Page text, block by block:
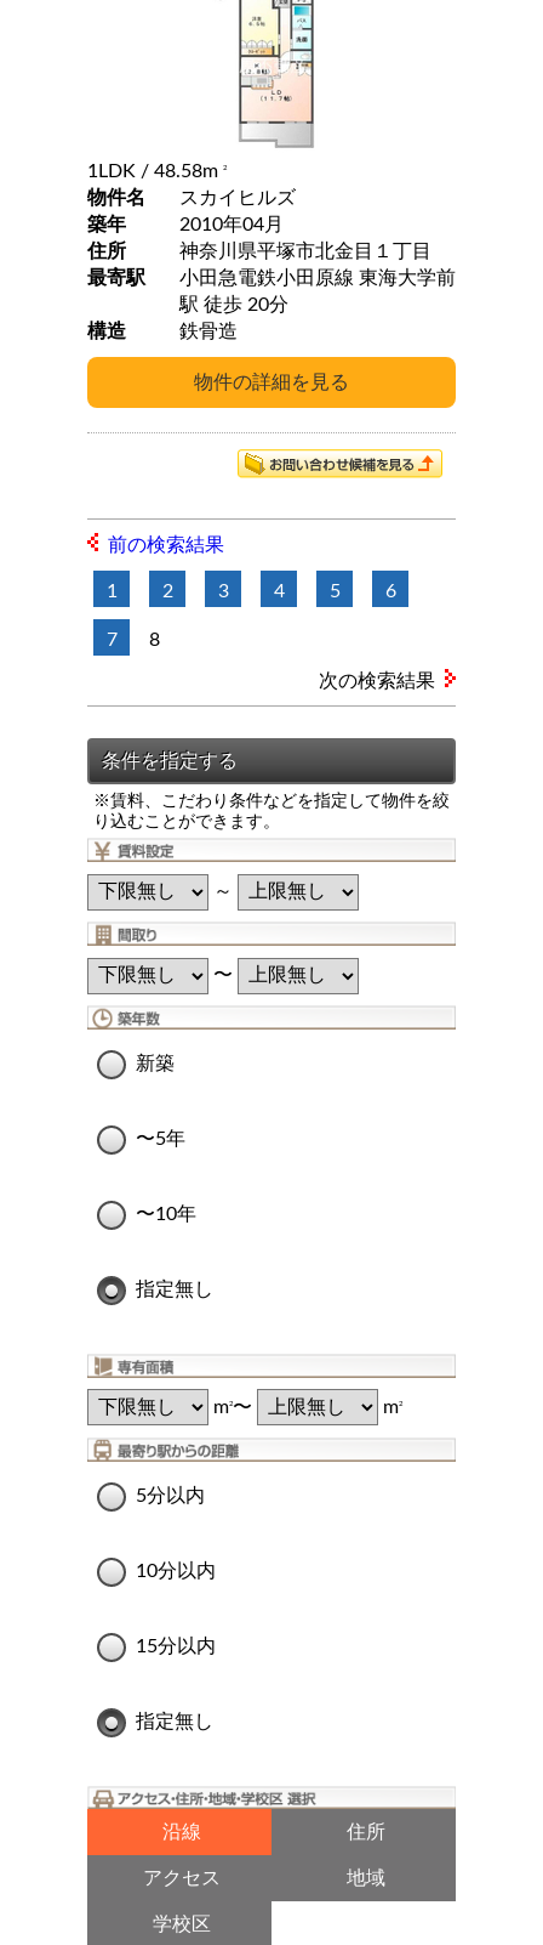
1LDK / 48.58m 2
物件名
スカイヒルズ
築年
2010年04月
住所
神奈川県平塚市北金目１丁目
最寄駅
小田急電鉄小田原線 東海大学前
駅 徒歩 20分
構造
鉄骨造
前の検索結果
1 2 3 4 5 6
7 8
※賃料、こだわり条件などを指定して物件を絞
り込むことができます。
～
〜
新築
〜5年
〜10年
指定無し
m2〜 m2
5分以内
10分以内
15分以内
指定無し
沿線 住所
アクセス 地域
学校区